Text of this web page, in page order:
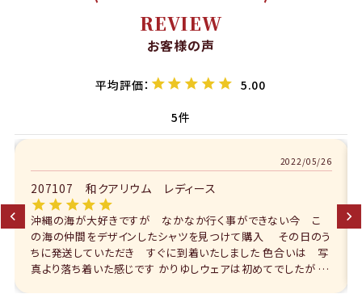
REVIEW
お客様の声
5.00
5
ース
か行く事ができない今 こ
を見つけて購入 その日のう
着いたしました 色合いは 写
しウェアは初めてでしたが 近
207107 和クアリウム レディー
はいたぁ～い！東京からhimawariで
ム』♪主人とお揃いでネイビーを購入
ー織に大好きなOKINAWAのお魚達
なかりゆし！着心地もとっても良いで
リセンボンの図柄の中に矢羽！『和